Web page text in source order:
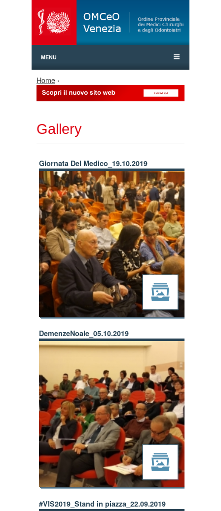
MENU
Tu sei qui
Home ›
Gallery
Giornata Del Medico_19.10.2019
DemenzeNoale_05.10.2019
#VIS2019_Stand in piazza_22.09.2019